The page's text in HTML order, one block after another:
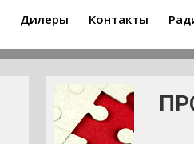
Дилеры Контакты